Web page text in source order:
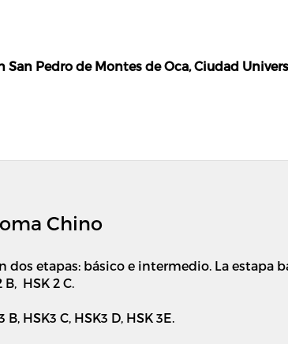
Pedro de Montes de Oca, Ciudad
Chino
etapas: básico e intermedio. La estapa
B, HSK 2 C.
HSK3 C, HSK3 D, HSK 3E.